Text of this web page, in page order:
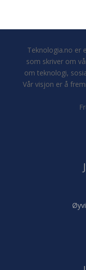
Teknologia.no er
som skriver om
om teknologi,
Vår visjon er å